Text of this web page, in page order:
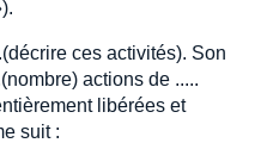
ces activités). Son
actions de .....
libérées et
suit :